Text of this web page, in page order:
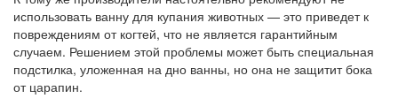
использовать ванну для купания животных — это приведет к
повреждениям от когтей, что не является гарантийным
случаем. Решением этой проблемы может быть специальная
подстилка, уложенная на дно ванны, но она не защитит бока
от царапин.